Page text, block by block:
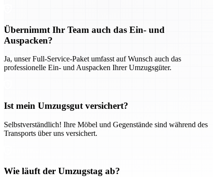
Übernimmt Ihr Team auch das Ein- und
Auspacken?
Ja, unser Full-Service-Paket umfasst auf Wunsch auch das
professionelle Ein- und Auspacken Ihrer Umzugsgüter.
Ist mein Umzugsgut versichert?
Selbstverständlich! Ihre Möbel und Gegenstände sind während des
Transports über uns versichert.
Wie läuft der Umzugstag ab?